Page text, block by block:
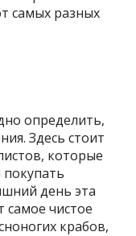
самых разных
определить,
Здесь стоит
которые
день эта
самое чистое
крабов,